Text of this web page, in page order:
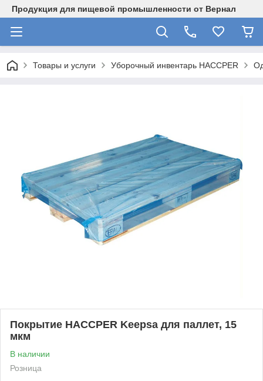
Продукция для пищевой промышленности от Вернал
Товары и услуги Уборочный инвентарь HACCPER
Покрытие HACCPER Keepsa для паллет, 15
мкм
В наличии
Розница